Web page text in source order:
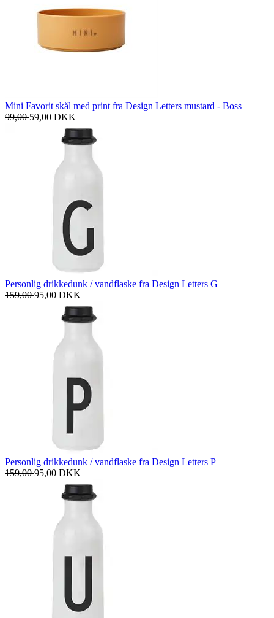
Mini Favorit skål med print fra Design Letters mustard - Boss
99,0059,00 DKK
Personlig drikkedunk / vandflaske fra Design Letters G
159,0095,00 DKK
Personlig drikkedunk / vandflaske fra Design Letters P
159,0095,00 DKK